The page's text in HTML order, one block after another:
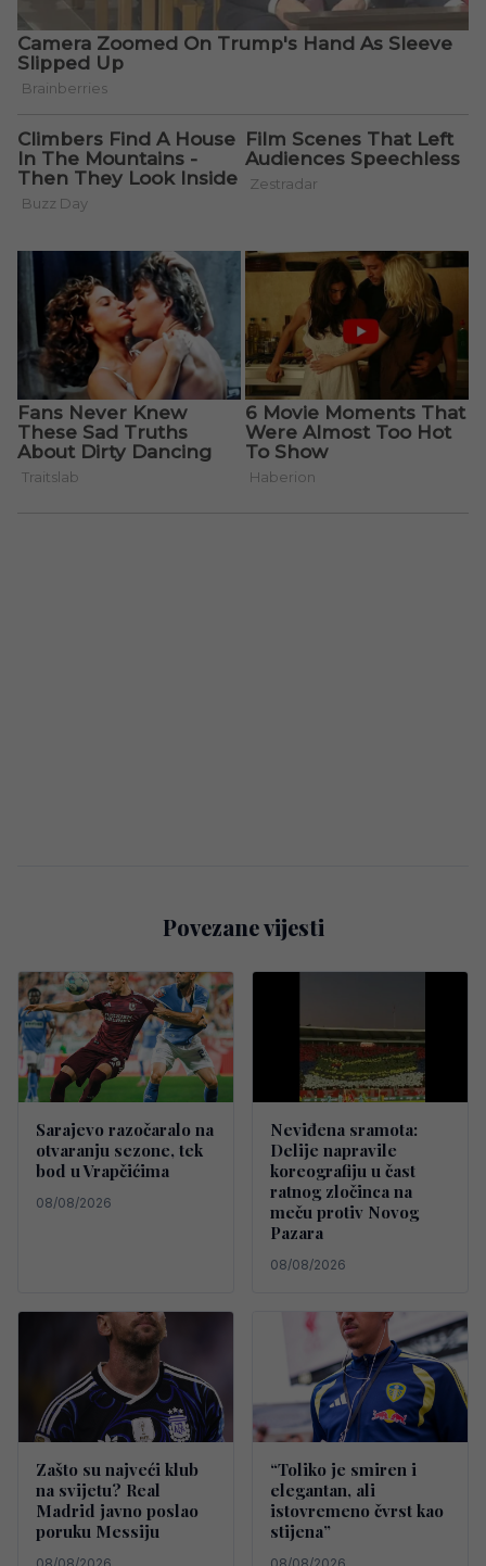
Povezane vijesti
Sarajevo razočaralo na
otvaranju sezone, tek
bod u Vrapčićima
08/08/2026
Neviđena sramota:
Delije napravile
koreografiju u čast
ratnog zločinca na
meču protiv Novog
Pazara
08/08/2026
Zašto su najveći klub
na svijetu? Real
Madrid javno poslao
poruku Messiju
“Toliko je smiren i
elegantan, ali
istovremeno čvrst kao
stijena”